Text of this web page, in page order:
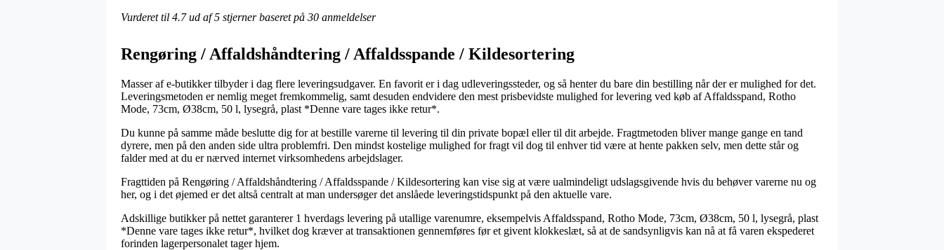
Vurderet til 4.7ud af 5 stjerner baseret på 30 anmeldelser
Rengøring / Affaldshåndtering / Affaldsspande / Kildesortering
Masser af e-butikker tilbyder i dag flere leveringsudgaver. En favorit er i dag udleveringssteder, og så henter du bare din bestilling når der er mulighed for det.
Leveringsmetoden er nemlig meget fremkommelig, samt desuden endvidere den mest prisbevidste mulighed for levering ved køb af Affaldsspand, Rotho
Mode, 73cm, Ø38cm, 50 l, lysegrå, plast *Denne vare tages ikke retur*.
Du kunne på samme måde beslutte dig for at bestille varerne til levering til din private bopæl eller til dit arbejde. Fragtmetoden bliver mange gange en tand
dyrere, men på den anden side ultra problemfri. Den mindst kostelige mulighed for fragt vil dog til enhver tid være at hente pakken selv, men dette står og
falder med at du er nærved internet virksomhedens arbejdslager.
Fragttiden på Rengøring / Affaldshåndtering / Affaldsspande / Kildesortering kan vise sig at være ualmindeligt udslagsgivende hvis du behøver varerne nu og
her, og i det øjemed er det altså centralt at man undersøger det anslåede leveringstidspunkt på den aktuelle vare.
Adskillige butikker på nettet garanterer 1 hverdags levering på utallige varenumre, eksempelvis Affaldsspand, Rotho Mode, 73cm, Ø38cm, 50 l, lysegrå, plast
*Denne vare tages ikke retur*, hvilket dog kræver at transaktionen gennemføres før et givent klokkeslæt, så at de sandsynligvis kan nå at få varen ekspederet
forinden lagerpersonalet tager hjem.